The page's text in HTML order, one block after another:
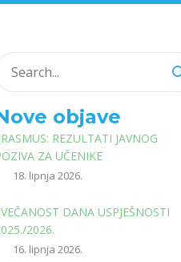
objave
REZULTATI JAVNOG
ZA UČENIKE
18. lipnja 2026.
DANA USPJEŠNOSTI
2026.
16. lipnja 2026.